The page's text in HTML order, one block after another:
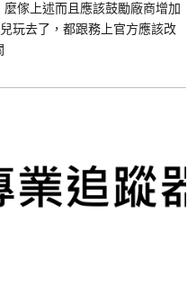
傢上述而且應該鼓勵廠商增加
玩去了，都跟務上官方應該改